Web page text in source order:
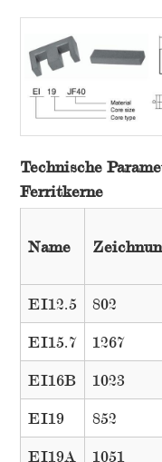
Technische
Ferritkerne
Name
EI12.5
802
EI15.7
1267
EI16B
1023
EI19
852
EI19A
1051